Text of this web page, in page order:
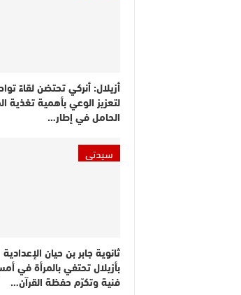
أزيلال: أنركي تحتضن لقاءً
لتعزيز الوعي بأهمية تغذية
الحامل في إطار…
سيدتي
ثانوية جابر بن حيان الإعدادية
بأزيلال تحتفي بالمرأة في
فنية وتكرّم حفظة القرآن…